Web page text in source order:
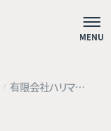
MENU
有限会社ハリマ補
聴器センター